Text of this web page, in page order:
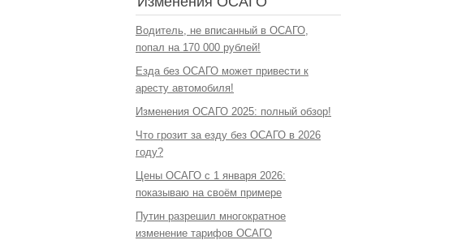
Водитель, не вписанный в ОСАГО,
попал на 170 000 рублей!
Езда без ОСАГО может привести к
аресту автомобиля!
Изменения ОСАГО 2025: полный обзор!
Что грозит за езду без ОСАГО в 2026
году?
Цены ОСАГО с 1 января 2026:
показываю на своём примере
Путин разрешил многократное
изменение тарифов ОСАГО